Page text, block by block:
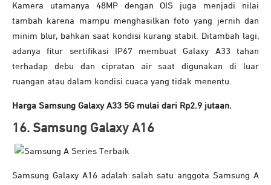
Kamera utamanya 48MP dengan OIS juga menjadi nilai
tambah karena mampu menghasilkan foto yang jernih dan
minim blur, bahkan saat kondisi kurang stabil. Ditambah lagi,
adanya fitur sertifikasi IP67 membuat Galaxy A33 tahan
terhadap debu dan cipratan air saat digunakan di luar
ruangan atau dalam kondisi cuaca yang tidak menentu.
Harga Samsung Galaxy A33 5G mulai dari Rp2.9 jutaan.
16. Samsung Galaxy A16
Samsung Galaxy A16 adalah salah satu anggota Samsung A